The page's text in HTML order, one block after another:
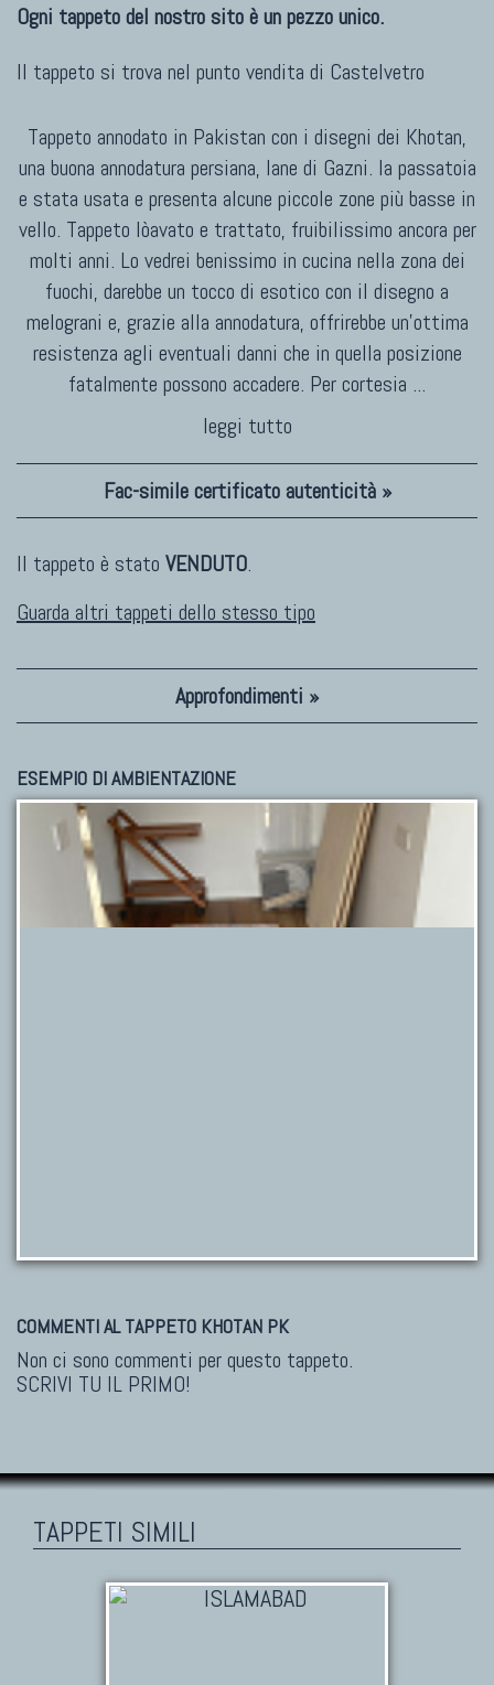
Ogni tappeto del nostro sito è un pezzo unico.
Il tappeto si trova nel punto vendita di Castelvetro
Tappeto annodato in Pakistan con i disegni dei Khotan,
una buona annodatura persiana, lane di Gazni. la passatoia
e stata usata e presenta alcune piccole zone più basse in
vello. Tappeto lòavato e trattato, fruibilissimo ancora per
molti anni. Lo vedrei benissimo in cucina nella zona dei
fuochi, darebbe un tocco di esotico con il disegno a
melograni e, grazie alla annodatura, offrirebbe un'ottima
resistenza agli eventuali danni che in quella posizione
fatalmente possono accadere. Per cortesia ...
leggi tutto
Fac-simile certificato autenticità »
Il tappeto è stato VENDUTO.
Guarda altri tappeti dello stesso tipo
Approfondimenti »
ESEMPIO DI AMBIENTAZIONE
COMMENTI AL TAPPETO KHOTAN PK
Non ci sono commenti per questo tappeto.
SCRIVI TU IL PRIMO!
TAPPETI SIMILI